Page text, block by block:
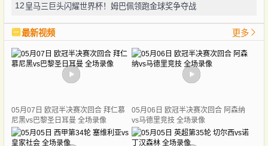
12 皇马三巨头闪耀世界杯！姆巴佩领跑金球奖争夺战
最新视频 更多
05月07日 欧冠半决赛次回合 拜仁慕
尼黑vs巴黎圣日耳曼 全场录像
05月06日 欧冠半决赛次回合 阿森纳
vs马德里竞技 全场录像